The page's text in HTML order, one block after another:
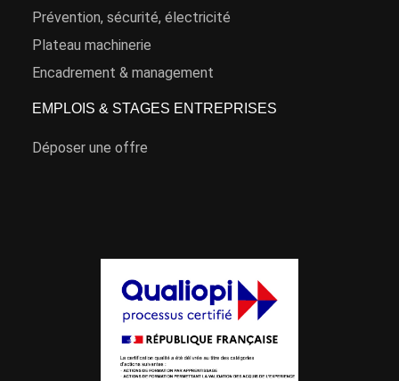
Prévention, sécurité, électricité
Plateau machinerie
Encadrement & management
EMPLOIS & STAGES ENTREPRISES
Déposer une offre